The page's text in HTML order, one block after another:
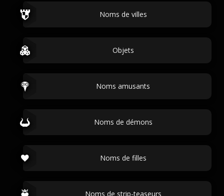
Noms de villes
Objets
Noms amusants
Noms de démons
Noms de filles
Noms de strip-teaseurs